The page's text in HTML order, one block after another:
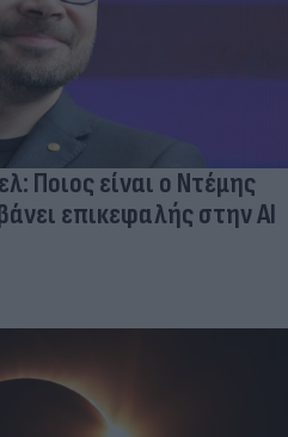
Ποιος είναι ο Ντέμης
επικεφαλής στην ΑΙ